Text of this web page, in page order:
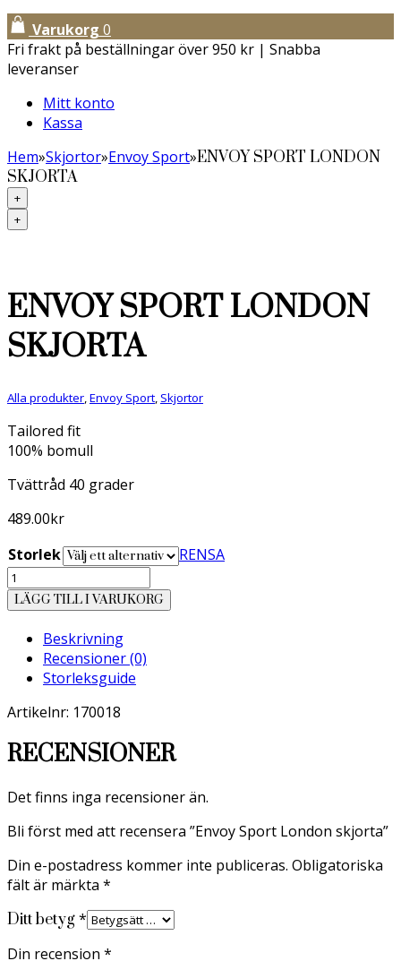
Varukorg 0
Fri frakt på beställningar över 950 kr | Snabba
leveranser
Mitt konto
Kassa
Hem»Skjortor»Envoy Sport»ENVOY SPORT LONDON
SKJORTA
+
+
ENVOY SPORT LONDON
SKJORTA
Alla produkter,Envoy Sport,Skjortor
Tailored fit
100% bomull
Tvättråd 40 grader
489.00kr
Storlek
RENSA
Envoy
Sport
London
skjorta
mängd
LÄGG TILL I VARUKORG
Beskrivning
Recensioner (0)
Storleksguide
Artikelnr: 170018
RECENSIONER
Det finns inga recensioner än.
Bli först med att recensera ”Envoy Sport London skjorta”
Din e-postadress kommer inte publiceras. Obligatoriska
fält är märkta *
Ditt betyg*
Din recension *